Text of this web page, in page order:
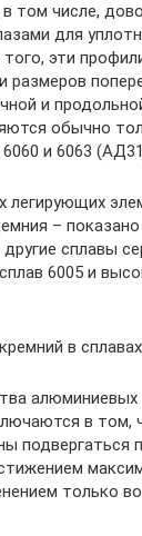
в том числе,
для
эти
и
обычно
и 6063
легирующих
–
сплавы
6005 и
в
алюминиевых
в том,
подвергаться
только